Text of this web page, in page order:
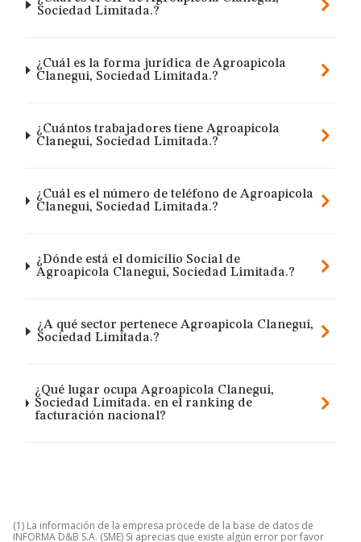
Sociedad Limitada.?
¿Cuál es la forma jurídica de Agroapicola
Clanegui, Sociedad Limitada.?
¿Cuántos trabajadores tiene Agroapicola
Clanegui, Sociedad Limitada.?
¿Cuál es el número de teléfono de Agroapicola
Clanegui, Sociedad Limitada.?
¿Dónde está el domicilio Social de
Agroapicola Clanegui, Sociedad Limitada.?
¿A qué sector pertenece Agroapicola Clanegui,
Sociedad Limitada.?
¿Qué lugar ocupa Agroapicola Clanegui,
Sociedad Limitada. en el ranking de
facturación nacional?
(1) La información de la empresa procede de la base de datos de
INFORMA D&B S.A. (SME) Si aprecias que existe algún error por favor